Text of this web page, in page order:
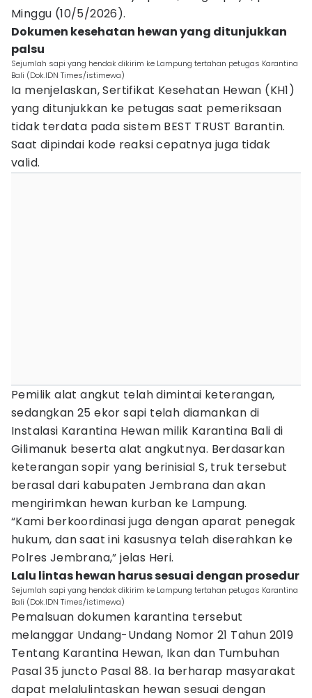
Minggu (10/5/2026).
Dokumen kesehatan hewan yang ditunjukkan
palsu
Sejumlah sapi yang hendak dikirim ke Lampung tertahan petugas Karantina
Bali (Dok.IDN Times/istimewa)
Ia menjelaskan, Sertifikat Kesehatan Hewan (KH1)
yang ditunjukkan ke petugas saat pemeriksaan
tidak terdata pada sistem BEST TRUST Barantin.
Saat dipindai kode reaksi cepatnya juga tidak
valid.
Pemilik alat angkut telah dimintai keterangan,
sedangkan 25 ekor sapi telah diamankan di
Instalasi Karantina Hewan milik Karantina Bali di
Gilimanuk beserta alat angkutnya. Berdasarkan
keterangan sopir yang berinisial S, truk tersebut
berasal dari kabupaten Jembrana dan akan
mengirimkan hewan kurban ke Lampung.
“Kami berkoordinasi juga dengan aparat penegak
hukum, dan saat ini kasusnya telah diserahkan ke
Polres Jembrana,” jelas Heri.
Lalu lintas hewan harus sesuai dengan prosedur
Sejumlah sapi yang hendak dikirim ke Lampung tertahan petugas Karantina
Bali (Dok.IDN Times/istimewa)
Pemalsuan dokumen karantina tersebut
melanggar Undang-Undang Nomor 21 Tahun 2019
Tentang Karantina Hewan, Ikan dan Tumbuhan
Pasal 35 juncto Pasal 88. Ia berharap masyarakat
dapat melalulintaskan hewan sesuai dengan